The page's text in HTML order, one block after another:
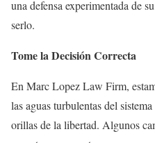
una defensa experimentada de
serlo.
Tome la Decisión Correcta
En Marc Lopez Law Firm,
las aguas turbulentas del
orillas de la libertad. Algunos